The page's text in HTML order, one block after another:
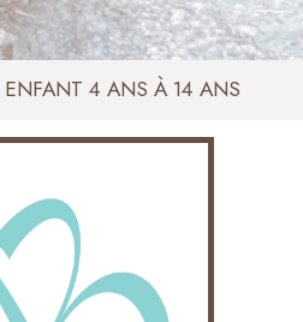
ENFANT 4 ANS À 14 ANS